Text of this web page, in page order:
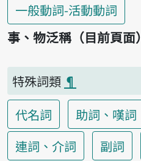
一般動詞-活動動詞
事、物泛稱（目前頁面）
特殊詞類 ¶
代名詞
助詞、嘆詞
連詞、介詞
副詞